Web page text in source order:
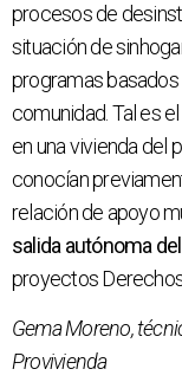
procesos de
situación de
programas
comunidad. Tal es
en una vivienda del
conocían
relación de apoyo
salida autónoma
proyectos Derechos
Gema Moreno,
Provivienda